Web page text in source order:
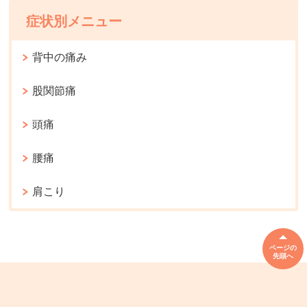
症状別メニュー
背中の痛み
股関節痛
頭痛
腰痛
肩こり
ページの
先頭へ